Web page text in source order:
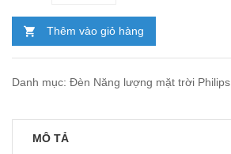
Thêm vào giỏ hàng
Danh mục: Đèn Năng lượng mặt trời Philips
MÔ TẢ